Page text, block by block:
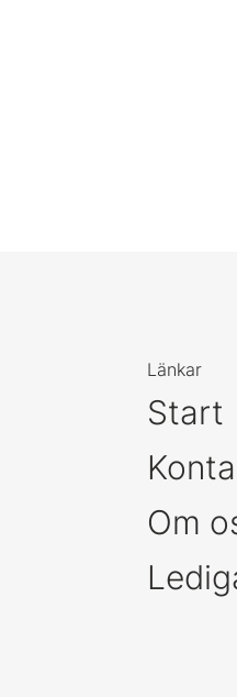
Länkar
Start
Om